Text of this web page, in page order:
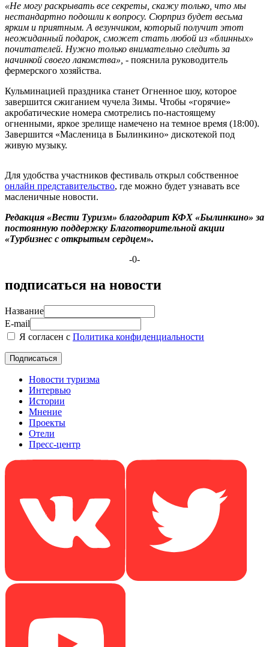
«Не могу раскрывать все секреты, скажу только, что мы
нестандартно подошли к вопросу. Сюрприз будет весьма
ярким и приятным. А везунчиком, который получит этот
неожиданный подарок, сможет стать любой из «блинных»
почитателей. Нужно только внимательно следить за
начинкой своего лакомства», - пояснила руководитель
фермерского хозяйства.
Кульминацией праздника станет Огненное шоу, которое
завершится сжиганием чучела Зимы. Чтобы «горячие»
акробатические номера смотрелись по-настоящему
огненными, яркое зрелище намечено на темное время (18:00).
Завершится «Масленица в Былинкино» дискотекой под
живую музыку.
Для удобства участников фестиваль открыл собственное
онлайн представительство, где можно будет узнавать все
масленичные новости.
Редакция «Вести Туризм» благодарит КФХ «Былинкино» за
постоянную поддержку Благотворительной акции
«Турбизнес с открытым сердцем».
-0-
подписаться на новости
Название
E-mail
Я согласен с Политика конфиденциальности
Новости туризма
Интервью
Истории
Мнение
Проекты
Отели
Пресс-центр